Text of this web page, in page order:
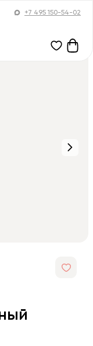
+7 495 150-54-02